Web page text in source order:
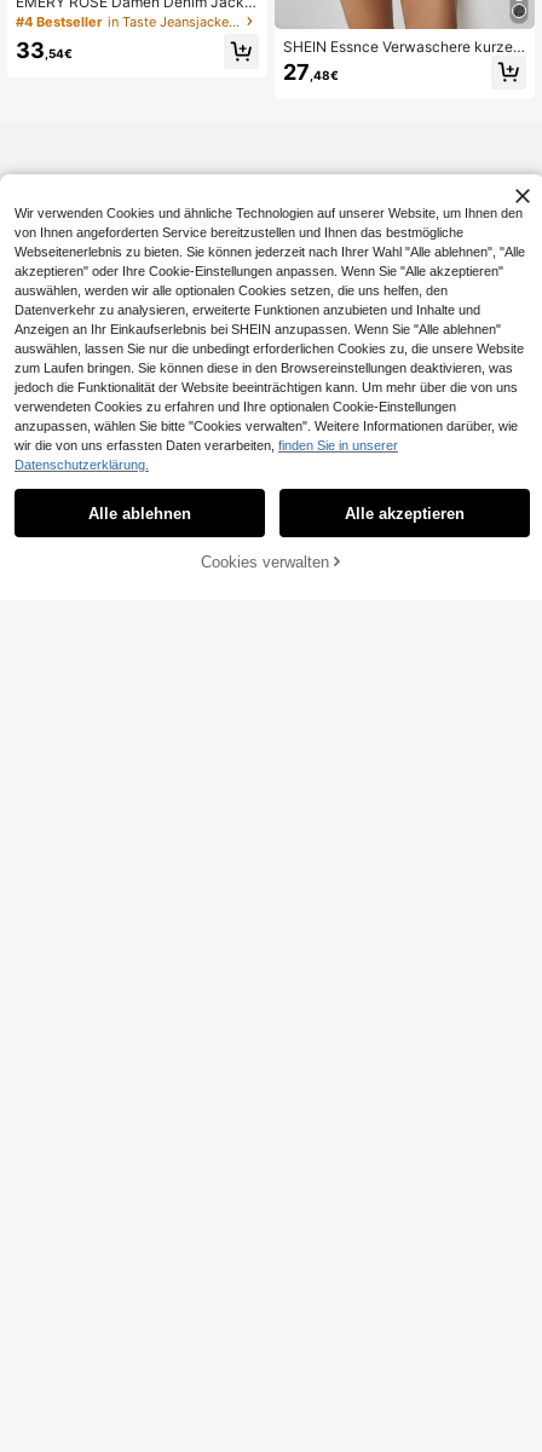
in Große Größen mit langen Ärmeln,
#4 Bestseller in Taste Jeansjacken in Übergröße
33 ,54€
SHEIN Essnce Verwaschere kurze
Denim Jacke, Lässig für Frühling un
d Herbst
27 ,48€
ZUM WARENKORB HINZUFÜGEN
Wir verwenden Cookies und ähnliche Technologien auf unserer Website, um Ihnen den
von Ihnen angeforderten Service bereitzustellen und Ihnen das bestmögliche
Webseitenerlebnis zu bieten. Sie können jederzeit nach Ihrer Wahl "Alle ablehnen", "Alle
akzeptieren" oder Ihre Cookie-Einstellungen anpassen. Wenn Sie "Alle akzeptieren"
auswählen, werden wir alle optionalen Cookies setzen, die uns helfen, den
Datenverkehr zu analysieren, erweiterte Funktionen anzubieten und Inhalte und
Anzeigen an Ihr Einkaufserlebnis bei SHEIN anzupassen. Wenn Sie "Alle ablehnen"
auswählen, lassen Sie nur die unbedingt erforderlichen Cookies zu, die unsere Website
zum Laufen bringen. Sie können diese in den Browsereinstellungen deaktivieren, was
jedoch die Funktionalität der Website beeinträchtigen kann. Um mehr über die von uns
verwendeten Cookies zu erfahren und Ihre optionalen Cookie-Einstellungen
anzupassen, wählen Sie bitte "Cookies verwalten". Weitere Informationen darüber, wie
wir die von uns erfassten Daten verarbeiten, finden Sie in unserer
Datenschutzerklärung.
Alle ablehnen Alle akzeptieren
Cookies verwalten